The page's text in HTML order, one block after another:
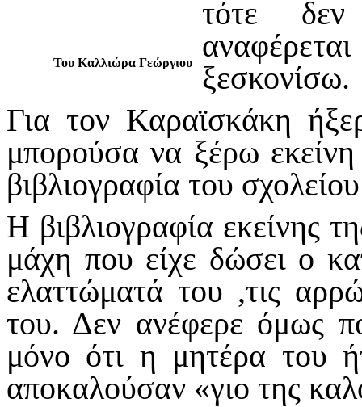
Του Καλλιώρα Γεώργιου
τότε
ξεσκονίσω.
Για τον Καραϊσκάκη
μπορούσα να ξέρω
βιβλιογραφία του
Η βιβλιογραφία εκείνης
μάχη που είχε δώσει ο
ελαττώματά του ,τις
του. Δεν ανέφερε όμως
μόνο ότι η μητέρα του
αποκαλούσαν «γιο της